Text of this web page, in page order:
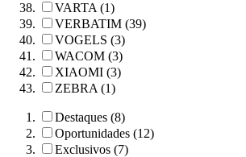
VARTA (1)
VERBATIM (39)
VOGELS (3)
WACOM (3)
XIAOMI (3)
ZEBRA (1)
Destaques (8)
Oportunidades (12)
Exclusivos (7)